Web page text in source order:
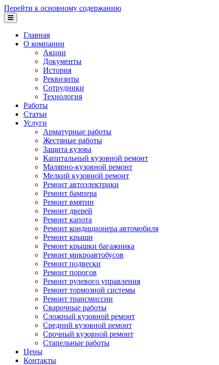
Перейти к основному содержанию
Главная
О компании
Акции
Документы
История
Реквизиты
Сотрудники
Технология
Работы
Статьи
Услуги
Арматурные работы
Жестяные работы
Защита кузова
Капитальный кузовной ремонт
Малярно-кузовной ремонт
Мелкий кузовной ремонт
Ремонт автоэлектрики
Ремонт бампера
Ремонт вмятин
Ремонт дверей
Ремонт капота
Ремонт кондиционера автомобиля
Ремонт крыши
Ремонт крышки багажника
Ремонт микроавтобусов
Ремонт подвески
Ремонт порогов
Ремонт рулевого управления
Ремонт тормозной системы
Ремонт трансмиссии
Сварочные работы
Сложный кузовной ремонт
Средний кузовной ремонт
Срочный кузовной ремонт
Стапельные работы
Цены
Контакты